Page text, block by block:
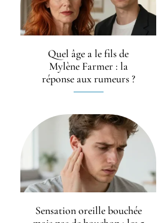
Quel âge a le fils de
Mylène Farmer : la
réponse aux rumeurs ?
Sensation oreille bouchée